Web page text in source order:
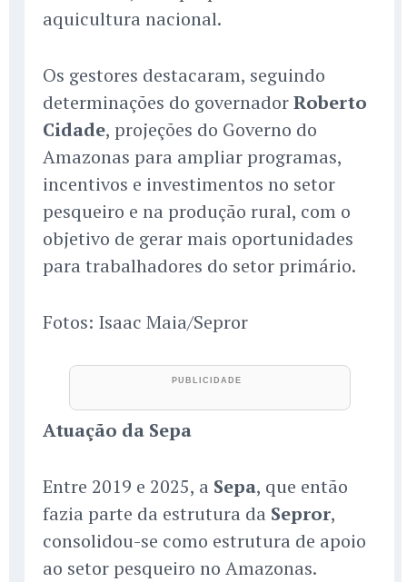
aquicultura nacional.
Os gestores destacaram, seguindo
determinações do governadorRoberto
Cidade, projeções do Governo do
Amazonas para ampliar programas,
incentivos e investimentos no setor
pesqueiro e na produção rural, com o
objetivo de gerar mais oportunidades
para trabalhadores do setor primário.
Fotos: Isaac Maia/Sepror
Atuação da Sepa
Entre 2019 e 2025, a Sepa, que então
fazia parte da estrutura da Sepror,
consolidou-se como estrutura de apoio
ao setor pesqueiro no Amazonas.